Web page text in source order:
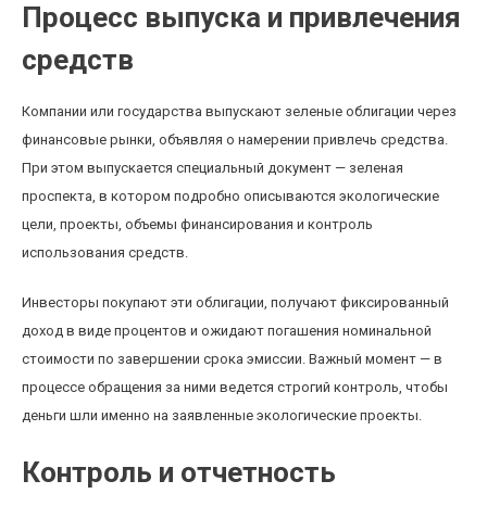
Процесс выпуска и привлечения
средств
Компании или государства выпускают зеленые облигации через
финансовые рынки, объявляя о намерении привлечь средства.
При этом выпускается специальный документ — зеленая
проспекта, в котором подробно описываются экологические
цели, проекты, объемы финансирования и контроль
использования средств.
Инвесторы покупают эти облигации, получают фиксированный
доход в виде процентов и ожидают погашения номинальной
стоимости по завершении срока эмиссии. Важный момент — в
процессе обращения за ними ведется строгий контроль, чтобы
деньги шли именно на заявленные экологические проекты.
Контроль и отчетность